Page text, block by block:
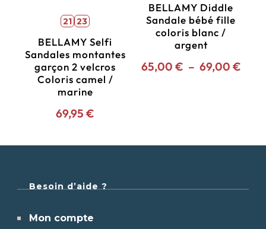
21 23
BELLAMY Selfi
Sandales montantes
garçon 2 velcros
Coloris camel /
marine
69,95 €
BELLAMY Diddle
Sandale bébé fille
coloris blanc /
argent
65,00 € – 69,00 €
Besoin d’aide ?
Mon compte